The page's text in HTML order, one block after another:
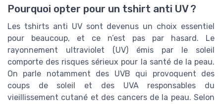
Pourquoi opter pour un tshirt anti UV ?
Les tshirts anti UV sont devenus un choix essentiel
pour beaucoup, et ce n’est pas par hasard. Le
rayonnement ultraviolet (UV) émis par le soleil
comporte des risques sérieux pour la santé de la peau.
On parle notamment des UVB qui provoquent des
coups de soleil et des UVA responsables du
vieillissement cutané et des cancers de la peau. Selon